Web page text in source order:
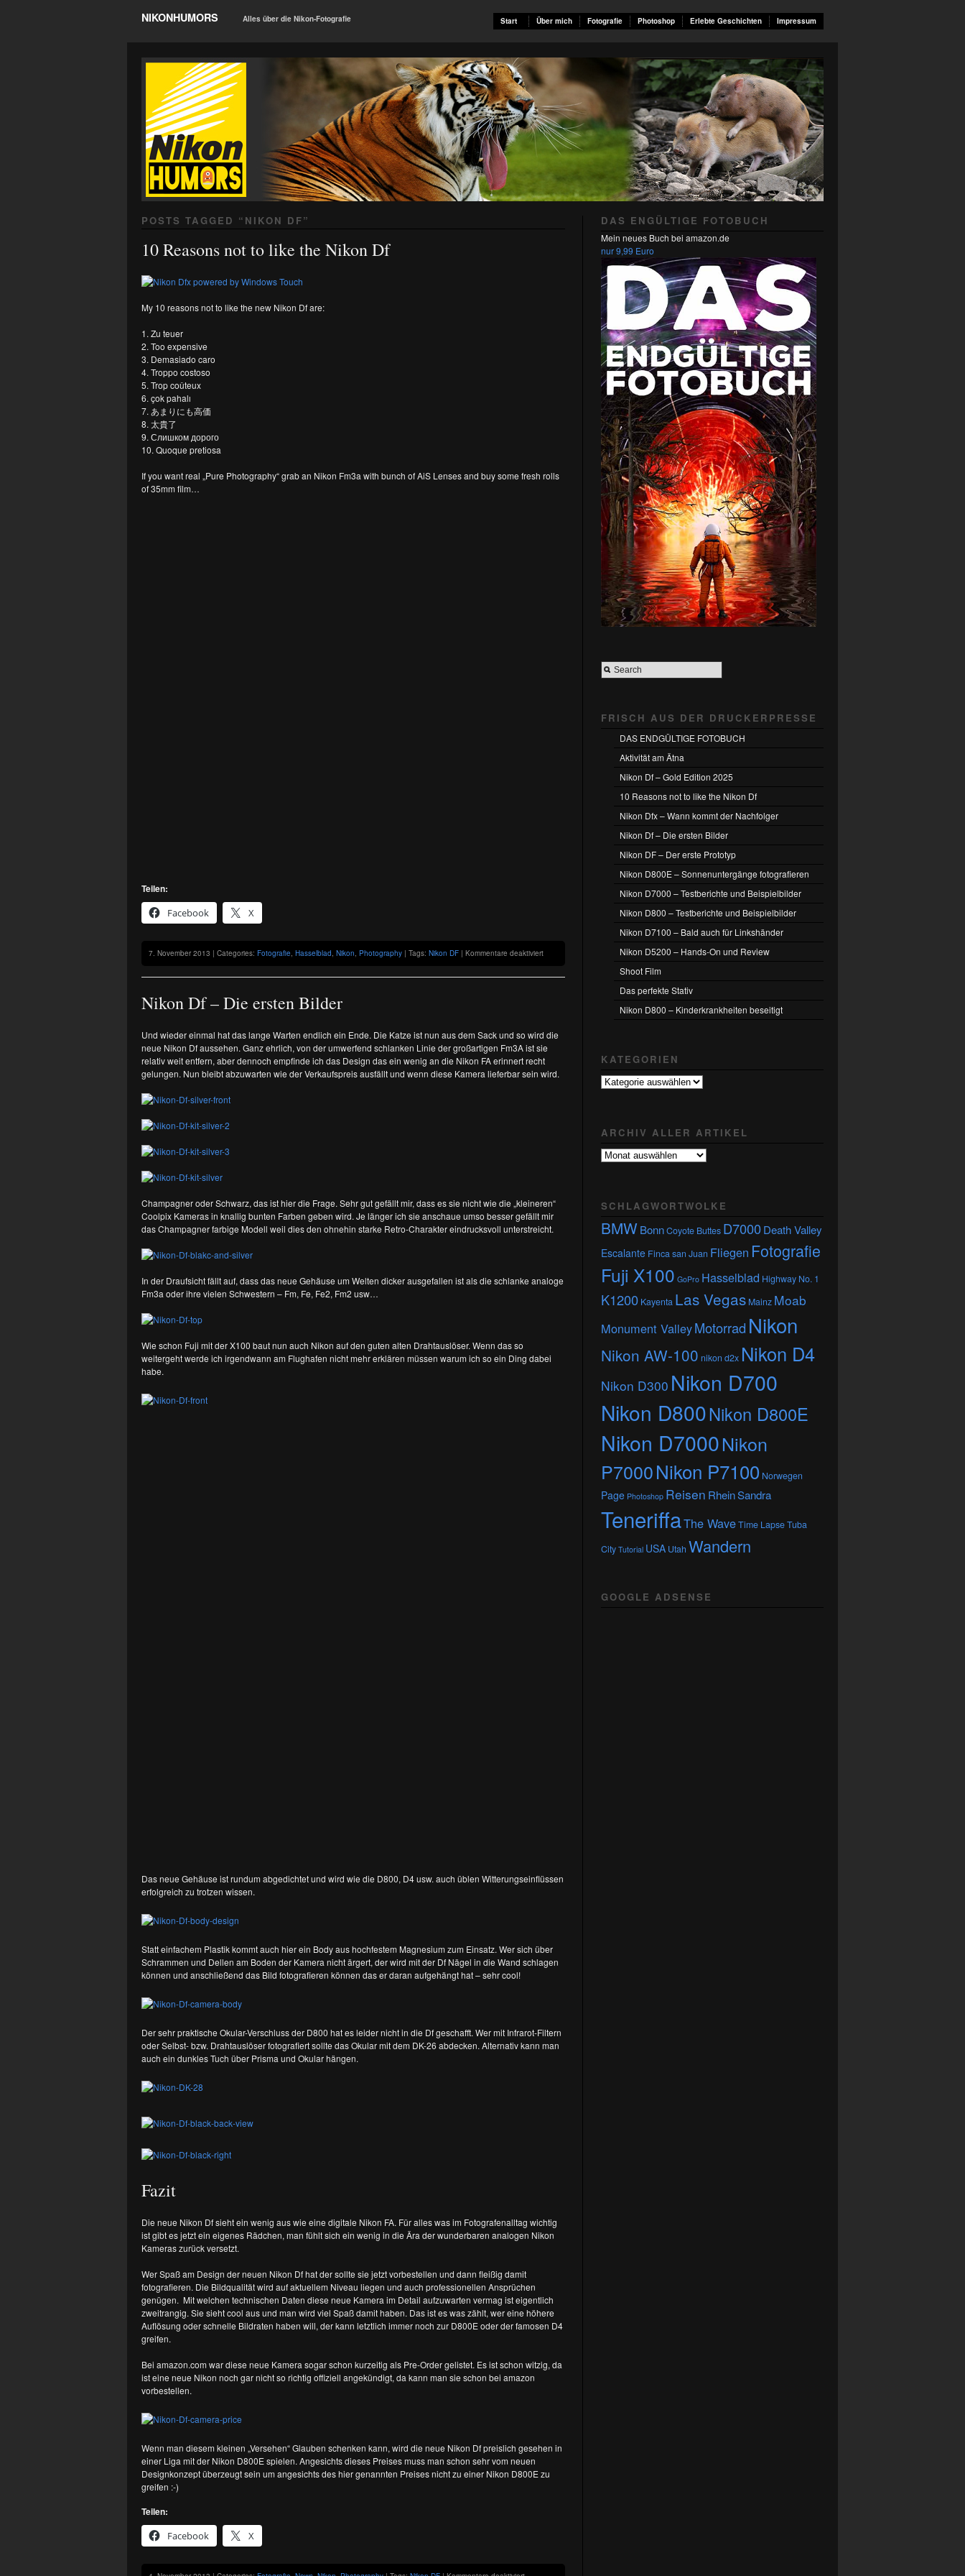
NIKONHUMORS Alles über die Nikon-Fotografie Start Über mich Fotografie Photoshop Erlebte Geschichten Impressum
POSTS TAGGED “ NIKON DF”
10 Reasons not to like the Nikon Df
My 10 reasons not to like the new Nikon Df are:
1. Zu teuer
2. Too expensive
3. Demasiado caro
4. Troppo costoso
5. Trop coûteux
6. çok pahalı
7. あまりにも高価
8. 太貴了
9. Слишком дорого
10. Quoque pretiosa
If you want real „Pure Photography“ grab an Nikon Fm3a with bunch of AiS Lenses and buy some fresh rolls
of 35mm film…
Teilen:
Facebook
X
7. November 2013 | Categories: Fotografie, Hasselblad, Nikon, Photography | Tags: Nikon DF | Kommentare deaktiviertfür
Df
Nikon Df – Die ersten Bilder
Und wieder einmal hat das lange Warten endlich ein Ende. Die Katze ist nun aus dem Sack und so wird die
neue Nikon Df aussehen. Ganz ehrlich, von der umwerfend schlanken Linie der großartigen Fm3A ist sie
relativ weit entfern, aber dennoch empfinde ich das Design das ein wenig an die Nikon FA erinnert recht
gelungen. Nun bleibt abzuwarten wie der Verkaufspreis ausfällt und wenn diese Kamera lieferbar sein wird.
Champagner oder Schwarz, das ist hier die Frage. Sehr gut gefällt mir, dass es sie nicht wie die „kleineren“
Coolpix Kameras in knallig bunten Farben geben wird. Je länger ich sie anschaue umso besser gefällt mir
das Champagner farbige Modell weil dies den ohnehin starke Retro-Charakter eindrucksvoll unterstreicht.
In der Draufsicht fällt auf, dass das neue Gehäuse um Welten dicker ausgefallen ist als die schlanke analoge
Fm3a oder ihre vielen Schwestern – Fm, Fe, Fe2, Fm2 usw…
Wie schon Fuji mit der X100 baut nun auch Nikon auf den guten alten Drahtauslöser. Wenn das so
weitergeht werde ich irgendwann am Flughafen nicht mehr erklären müssen warum ich so ein Ding dabei
habe.
Das neue Gehäuse ist rundum abgedichtet und wird wie die D800, D4 usw. auch üblen Witterungseinflüssen
erfolgreich zu trotzen wissen.
Statt einfachem Plastik kommt auch hier ein Body aus hochfestem Magnesium zum Einsatz. Wer sich über
Schrammen und Dellen am Boden der Kamera nicht ärgert, der wird mit der Df Nägel in die Wand schlagen
können und anschließend das Bild fotografieren können das er daran aufgehängt hat – sehr cool!
Der sehr praktische Okular-Verschluss der D800 hat es leider nicht in die Df geschafft. Wer mit Infrarot-Filtern
oder Selbst- bzw. Drahtauslöser fotografiert sollte das Okular mit dem DK-26 abdecken. Alternativ kann man
auch ein dunkles Tuch über Prisma und Okular hängen.
Fazit
Die neue Nikon Df sieht ein wenig aus wie eine digitale Nikon FA. Für alles was im Fotografenalltag wichtig
ist gibt es jetzt ein eigenes Rädchen, man fühlt sich ein wenig in die Ära der wunderbaren analogen Nikon
Kameras zurück versetzt.
Wer Spaß am Design der neuen Nikon Df hat der sollte sie jetzt vorbestellen und dann fleißig damit
fotografieren. Die Bildqualität wird auf aktuellem Niveau liegen und auch professionellen Ansprüchen
genügen. Mit welchen technischen Daten diese neue Kamera im Detail aufzuwarten vermag ist eigentlich
zweitrangig. Sie sieht cool aus und man wird viel Spaß damit haben. Das ist es was zählt, wer eine höhere
Auflösung oder schnelle Bildraten haben will, der kann letztlich immer noch zur D800E oder der famosen D4
greifen.
Bei amazon.com war diese neue Kamera sogar schon kurzeitig als Pre-Order gelistet. Es ist schon witzig, da
ist eine neue Nikon noch gar nicht so richtig offiziell angekündigt, da kann man sie schon bei amazon
vorbestellen.
Wenn man diesem kleinen „Versehen“ Glauben schenken kann, wird die neue Nikon Df preislich gesehen in
einer Liga mit der Nikon D800E spielen. Angesichts dieses Preises muss man schon sehr vom neuen
Designkonzept überzeugt sein um angesichts des hier genannten Preises nicht zu einer Nikon D800E zu
greifen :-)
Teilen:
Facebook
X
DAS ENGÜLTIGE FOTOBUCH
Mein neues Buch bei amazon.de
nur 9,99 Euro
FRISCH AUS DER DRUCKERPRESSE
DAS ENDGÜLTIGE FOTOBUCH
Aktivität am Ätna
Nikon Df – Gold Edition 2025
10 Reasons not to like the Nikon Df
Nikon Dfx – Wann kommt der Nachfolger
Nikon Df – Die ersten Bilder
Nikon DF – Der erste Prototyp
Nikon D800E – Sonnenuntergänge fotografieren
Nikon D7000 – Testberichte und Beispielbilder
Nikon D800 – Testberichte und Beispielbilder
Nikon D7100 – Bald auch für Linkshänder
Nikon D5200 – Hands-On und Review
Shoot Film
Das perfekte Stativ
Nikon D800 – Kinderkrankheiten beseitigt
KATEGORIEN
Kategorien
ARCHIV ALLER ARTIKEL
Archiv
aller
SCHLAGWORTWOLKE
BMWBonnCoyote Buttes D7000Death Valley
Escalante Finca san Juan Fliegen Fotografie
Fuji X100 GoPro Hasselblad Highway No. 1
K1200 Kayenta Las Vegas Mainz Moab
Monument ValleyMotorrad Nikon
Nikon AW-100 nikon d2x Nikon D4
Nikon D300 Nikon D700
Nikon D800Nikon D800E
Nikon D7000Nikon
P7000Nikon P7100 Norwegen
Page Photoshop Reisen RheinSandra
TeneriffaThe WaveTime LapseTuba
City Tutorial USA Utah Wandern
GOOGLE ADSENSE